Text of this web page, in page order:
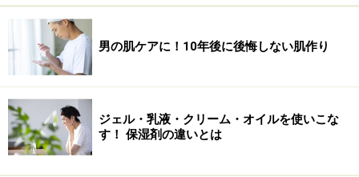
男の肌ケアに！10年後に後悔しない肌作り
ジェル・乳液・クリーム・オイルを使いこな
す！ 保湿剤の違いとは